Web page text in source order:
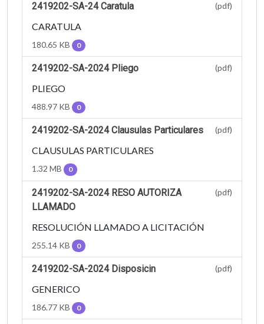
2419202-SA-24 Caratula (pdf)
CARATULA
180.65 KB 0
2419202-SA-2024 Pliego (pdf)
PLIEGO
488.97 KB 0
2419202-SA-2024 Clausulas Particulares (pdf)
CLAUSULAS PARTICULARES
1.32 MB 0
2419202-SA-2024 RESO AUTORIZA
LLAMADO
(pdf)
RESOLUCIÓN LLAMADO A LICITACIÓN
255.14 KB 0
2419202-SA-2024 Disposicin (pdf)
GENERICO
186.77 KB 0